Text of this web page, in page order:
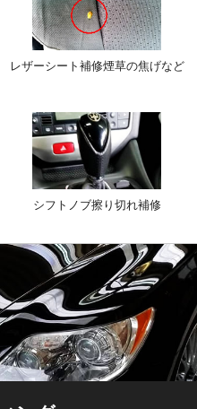
レザーシート補修煙草の焦げなど
シフトノブ擦り切れ補修